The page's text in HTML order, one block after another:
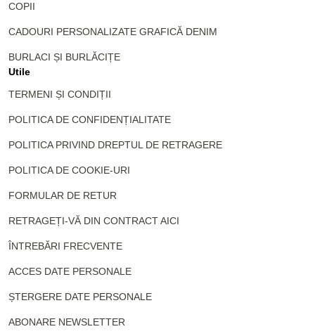
COPII
CADOURI PERSONALIZATE GRAFICĂ DENIM
BURLACI ȘI BURLĂCIȚE
Utile
TERMENI ȘI CONDIȚII
POLITICA DE CONFIDENȚIALITATE
POLITICA PRIVIND DREPTUL DE RETRAGERE
POLITICA DE COOKIE-URI
FORMULAR DE RETUR
RETRAGEȚI-VĂ DIN CONTRACT AICI
ÎNTREBĂRI FRECVENTE
ACCES DATE PERSONALE
ȘTERGERE DATE PERSONALE
ABONARE NEWSLETTER